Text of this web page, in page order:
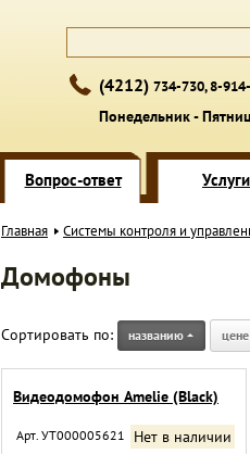
(4212) 734-730, 8-
Понедельник -
Вопрос-ответ Услуги
Главная Системы контроля и
Домофоны
Сортировать по: названию цене
Видеодомофон Amelie (Black)
Арт. УТ000005621 Нет в наличии